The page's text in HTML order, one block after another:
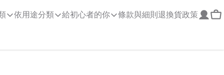
依用途分類 給初心者的你 條款與細則 退換貨政策